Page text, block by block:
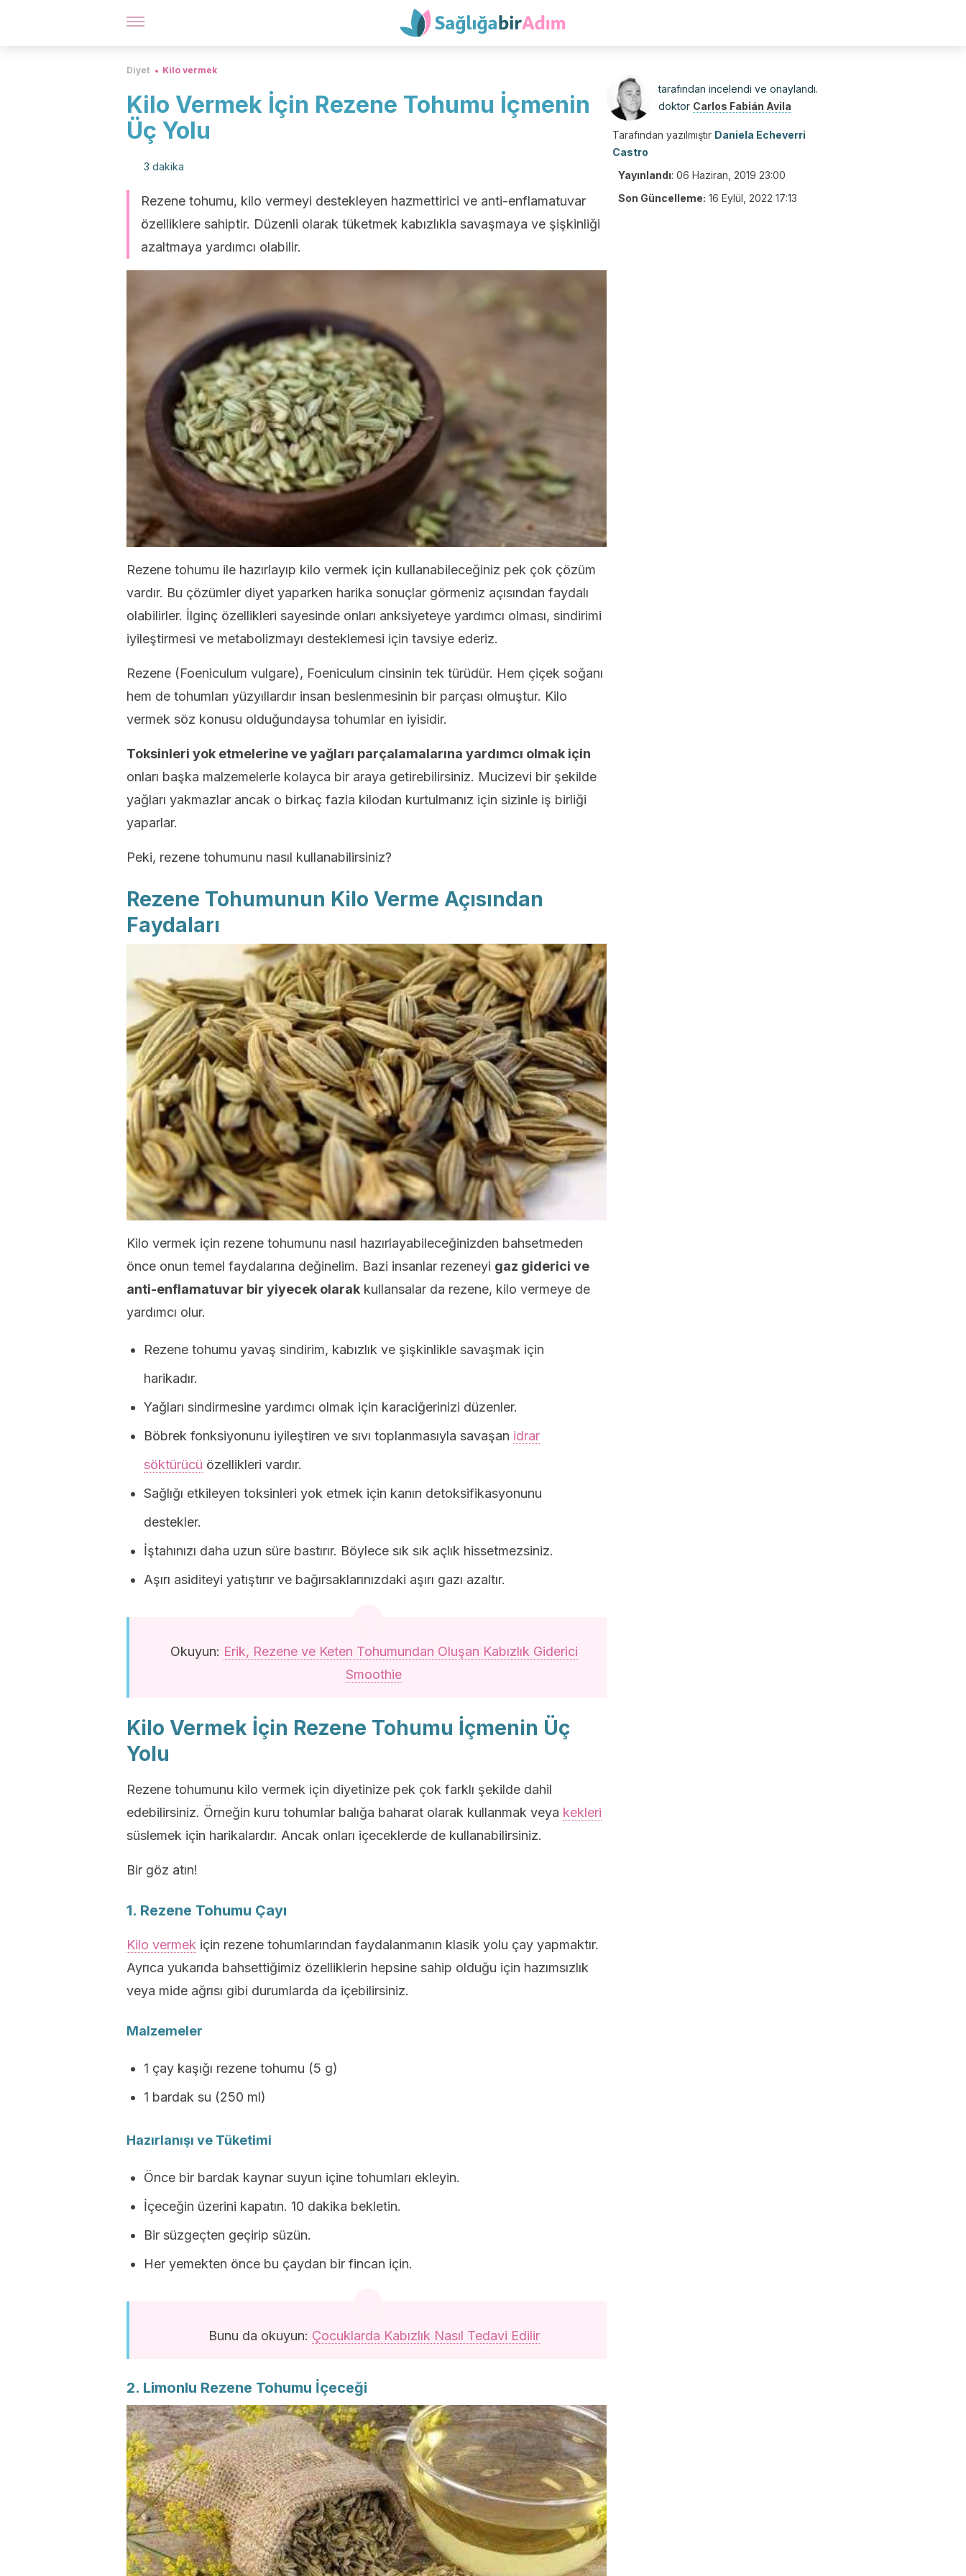
Diyet Kilo vermek
Kilo Vermek İçin Rezene Tohumu İçmenin
Üç Yolu
3 dakika
Rezene tohumu, kilo vermeyi destekleyen hazmettirici ve anti-enflamatuvar
özelliklere sahiptir. Düzenli olarak tüketmek kabızlıkla savaşmaya ve şişkinliği
azaltmaya yardımcı olabilir.
Rezene tohumu ile hazırlayıp kilo vermek için kullanabileceğiniz pek çok çözüm
vardır. Bu çözümler diyet yaparken harika sonuçlar görmeniz açısından faydalı
olabilirler. İlginç özellikleri sayesinde onları anksiyeteye yardımcı olması, sindirimi
iyileştirmesi ve metabolizmayı desteklemesi için tavsiye ederiz.
Rezene (Foeniculum vulgare), Foeniculum cinsinin tek türüdür. Hem çiçek soğanı
hem de tohumları yüzyıllardır insan beslenmesinin bir parçası olmuştur. Kilo
vermek söz konusu olduğundaysa tohumlar en iyisidir.
Toksinleri yok etmelerine ve yağları parçalamalarına yardımcı olmak için
onları başka malzemelerle kolayca bir araya getirebilirsiniz. Mucizevi bir şekilde
yağları yakmazlar ancak o birkaç fazla kilodan kurtulmanız için sizinle iş birliği
yaparlar.
Peki, rezene tohumunu nasıl kullanabilirsiniz?
Rezene Tohumunun Kilo Verme Açısından
Faydaları
Kilo vermek için rezene tohumunu nasıl hazırlayabileceğinizden bahsetmeden
önce onun temel faydalarına değinelim. Bazi insanlar rezeneyi gaz giderici ve
anti-enflamatuvar bir yiyecek olarak kullansalar da rezene, kilo vermeye de
yardımcı olur.
Rezene tohumu yavaş sindirim, kabızlık ve şişkinlikle savaşmak için
harikadır.
Yağları sindirmesine yardımcı olmak için karaciğerinizi düzenler.
Böbrek fonksiyonunu iyileştiren ve sıvı toplanmasıyla savaşan idrar
söktürücü özellikleri vardır.
Sağlığı etkileyen toksinleri yok etmek için kanın detoksifikasyonunu
destekler.
İştahınızı daha uzun süre bastırır. Böylece sık sık açlık hissetmezsiniz.
Aşırı asiditeyi yatıştırır ve bağırsaklarınızdaki aşırı gazı azaltır.
Okuyun: Erik, Rezene ve Keten Tohumundan Oluşan Kabızlık Giderici
Smoothie
Kilo Vermek İçin Rezene Tohumu İçmenin Üç
Yolu
Rezene tohumunu kilo vermek için diyetinize pek çok farklı şekilde dahil
edebilirsiniz. Örneğin kuru tohumlar balığa baharat olarak kullanmak veya kekleri
süslemek için harikalardır. Ancak onları içeceklerde de kullanabilirsiniz.
Bir göz atın!
1. Rezene Tohumu Çayı
Kilo vermek için rezene tohumlarından faydalanmanın klasik yolu çay yapmaktır.
Ayrıca yukarıda bahsettiğimiz özelliklerin hepsine sahip olduğu için hazımsızlık
veya mide ağrısı gibi durumlarda da içebilirsiniz.
Malzemeler
1 çay kaşığı rezene tohumu (5 g)
1 bardak su (250 ml)
Hazırlanışı ve Tüketimi
Önce bir bardak kaynar suyun içine tohumları ekleyin.
İçeceğin üzerini kapatın. 10 dakika bekletin.
Bir süzgeçten geçirip süzün.
Her yemekten önce bu çaydan bir fincan için.
Bunu da okuyun: Çocuklarda Kabızlık Nasıl Tedavi Edilir
2. Limonlu Rezene Tohumu İçeceği
tarafından incelendi ve onaylandı.
doktor Carlos Fabián Avila
Tarafından yazılmıştır Daniela Echeverri
Castro
Yayınlandı: 06 Haziran, 2019 23:00
Son Güncelleme: 16 Eylül, 2022 17:13